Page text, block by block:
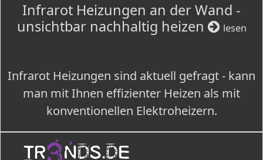
Infrarot Heizungen an der Wand -
unsichtbar nachhaltig heizen
lesen
Infrarot Heizungen sind aktuell gefragt - kann
man mit Ihnen effizienter Heizen als mit
konventionellen Elektroheizern.